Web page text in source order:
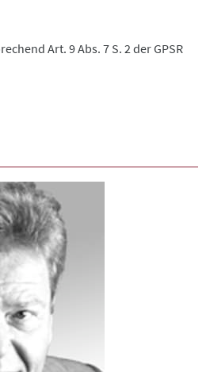
Art. 9 Abs. 7 S. 2 der GPSR